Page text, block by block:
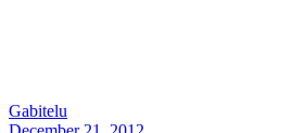
Gabitelu